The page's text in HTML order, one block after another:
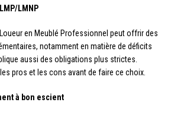
LMNP
en Meublé Professionnel peut offrir des
notamment en matière de déficits
aussi des obligations plus strictes.
pros et les cons avant de faire ce choix.
à bon escient